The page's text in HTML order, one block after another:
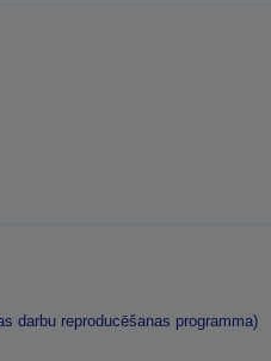
darbu reproducēšanas programma)